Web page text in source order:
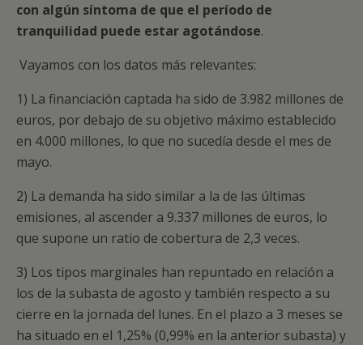
con algún síntoma de que el período de
tranquilidad puede estar agotándose.
Vayamos con los datos más relevantes:
1) La financiación captada ha sido de 3.982 millones de
euros, por debajo de su objetivo máximo establecido
en 4.000 millones, lo que no sucedía desde el mes de
mayo.
2) La demanda ha sido similar a la de las últimas
emisiones, al ascender a 9.337 millones de euros, lo
que supone un ratio de cobertura de 2,3 veces.
3) Los tipos marginales han repuntado en relación a
los de la subasta de agosto y también respecto a su
cierre en la jornada del lunes. En el plazo a 3 meses se
ha situado en el 1,25% (0,99% en la anterior subasta) y